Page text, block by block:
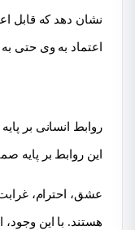
نشان دهد که قابل
اعتماد به وی حتی به
روابط انسانی بر
این روابط بر پایه
عشق، احترام،
هستند. با این